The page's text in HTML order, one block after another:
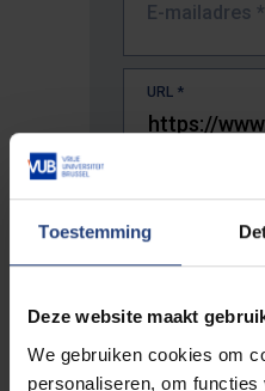
Toestemming
Deze website maakt
We gebruiken cookies om
personaliseren, om
E-mailadres *
URL *
De volledige URL van